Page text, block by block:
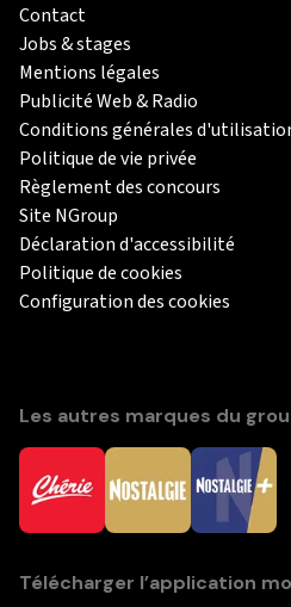
Contact
Jobs & stages
Mentions légales
Publicité Web & Radio
Conditions générales
Politique de vie privée
Règlement des concours
Site NGroup
Déclaration d'accessibilité
Politique de cookies
Configuration des cookies
Les autres marques du
Télécharger l’application